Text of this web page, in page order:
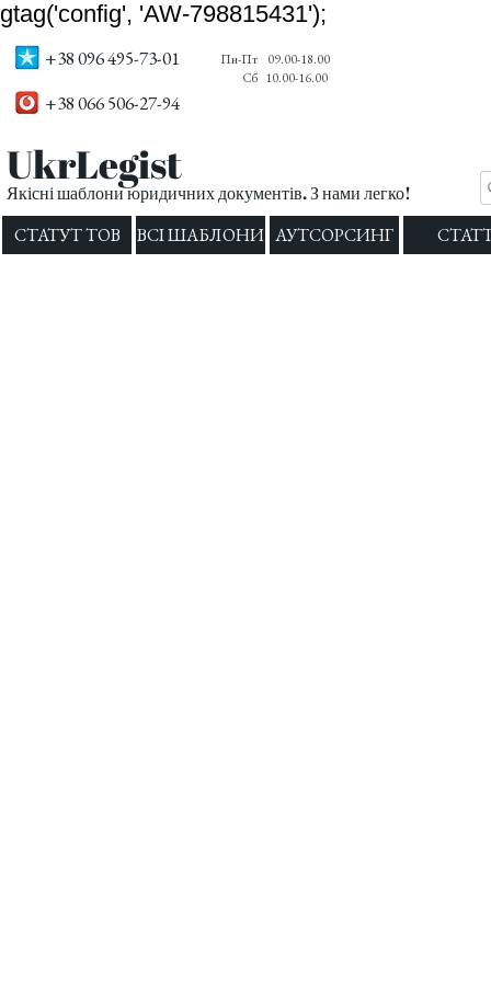
gtag('config', 'AW-798815431');
+38 096 495-73-01
Пн-Пт
Сб
09.00-18.00
10.00-16.00
+38 066 506-27-94
UkrLegist
Якісні шаблони юридичних документів. З нами легко!
СТАТУТ ТОВ ВСІ ШАБЛОНИ АУТСОРСИНГ